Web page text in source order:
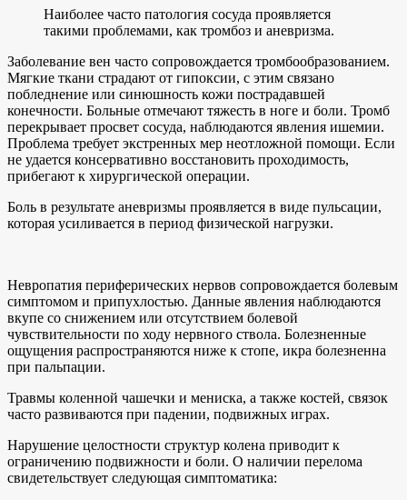
Наиболее часто патология сосуда проявляется
такими проблемами, как тромбоз и аневризма.
Заболевание вен часто сопровождается тромбообразованием.
Мягкие ткани страдают от гипоксии, с этим связано
побледнение или синюшность кожи пострадавшей
конечности. Больные отмечают тяжесть в ноге и боли. Тромб
перекрывает просвет сосуда, наблюдаются явления ишемии.
Проблема требует экстренных мер неотложной помощи. Если
не удается консервативно восстановить проходимость,
прибегают к хирургической операции.
Боль в результате аневризмы проявляется в виде пульсации,
которая усиливается в период физической нагрузки.
Невропатия периферических нервов сопровождается болевым
симптомом и припухлостью. Данные явления наблюдаются
вкупе со снижением или отсутствием болевой
чувствительности по ходу нервного ствола. Болезненные
ощущения распространяются ниже к стопе, икра болезненна
при пальпации.
Травмы коленной чашечки и мениска, а также костей, связок
часто развиваются при падении, подвижных играх.
Нарушение целостности структур колена приводит к
ограничению подвижности и боли. О наличии перелома
свидетельствует следующая симптоматика: